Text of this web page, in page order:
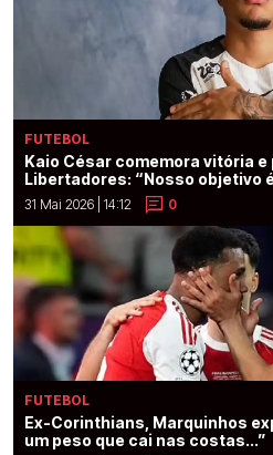
FUTEBOL
Kaio César comemora vitória
Libertadores: “Nosso objetivo
31 Mai 2026 | 14:12 0
FUTEBOL
Ex-Corinthians, Marquinhos
um peso que cai nas costas...”